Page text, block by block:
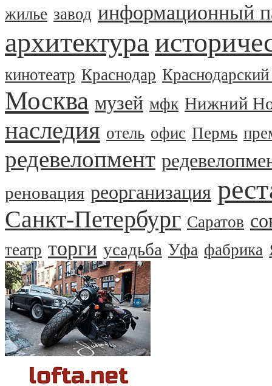
жилье завод информационный
архитектура
кинотеатр Краснодар
Москва музей мфк Нижний
наследия отель офис Пермь
редевелопмент
реновация реорганизация
Санкт-Петербург Саратов
театр торги усадьба Уфа фабрика